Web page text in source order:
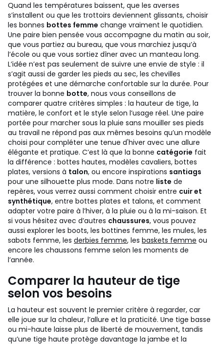
Quand les températures baissent, que les averses
s’installent ou que les trottoirs deviennent glissants, choisir
les bonnes bottes femme change vraiment le quotidien.
Une paire bien pensée vous accompagne du matin au soir,
que vous partiez au bureau, que vous marchiez jusqu’à
l’école ou que vous sortiez dîner avec un manteau long.
L’idée n’est pas seulement de suivre une envie de style : il
s’agit aussi de garder les pieds au sec, les chevilles
protégées et une démarche confortable sur la durée. Pour
trouver la bonne botte, nous vous conseillons de
comparer quatre critères simples : la hauteur de tige, la
matière, le confort et le style selon l’usage réel. Une paire
portée pour marcher sous la pluie sans mouiller ses pieds
au travail ne répond pas aux mêmes besoins qu’un modèle
choisi pour compléter une tenue d'hiver avec une allure
élégante et pratique. C’est là que la bonne catégorie fait
la différence : bottes hautes, modèles cavaliers, bottes
plates, versions à talon, ou encore inspirations santiags
pour une silhouette plus mode. Dans notre liste de
repères, vous verrez aussi comment choisir entre cuir et
synthétique, entre bottes plates et talons, et comment
adapter votre paire à l’hiver, à la pluie ou à la mi-saison. Et
si vous hésitez avec d’autres chaussures, vous pouvez
aussi explorer les boots, les bottines femme, les mules, les
sabots femme, les derbies femme, les baskets femme ou
encore les chaussons femme selon les moments de
l’année.
Comparer la hauteur de tige
selon vos besoins
La hauteur est souvent le premier critère à regarder, car
elle joue sur la chaleur, l’allure et la praticité. Une tige basse
ou mi-haute laisse plus de liberté de mouvement, tandis
qu’une tige haute protège davantage la jambe et la